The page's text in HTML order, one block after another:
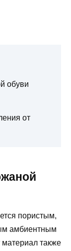
обуви
от
пористым,
амбиентным
материал также